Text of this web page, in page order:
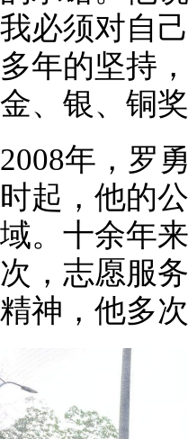
我必须对自
多年的坚持
金、银、铜
2008年，罗
时起，他的
域。十余年
次，志愿服
精神，他多